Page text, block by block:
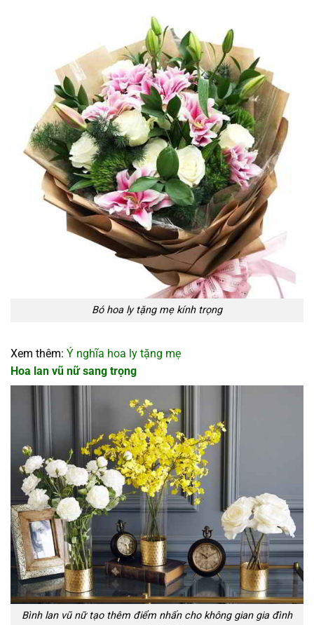
Bó hoa ly tặng mẹ kính trọng
Xem thêm: Ý nghĩa hoa ly tặng mẹ
Hoa lan vũ nữ sang trọng
Bình lan vũ nữ tạo thêm điểm nhấn cho không gian gia đình